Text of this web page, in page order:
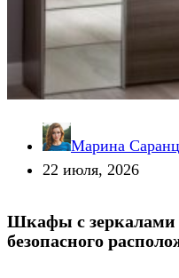
Марина
22 июля, 2026
Шкафы с зеркалами
безопасного